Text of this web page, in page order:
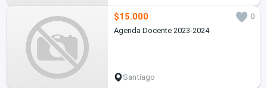
$15.000
0
Agenda Docente 2023-2024
Santiago